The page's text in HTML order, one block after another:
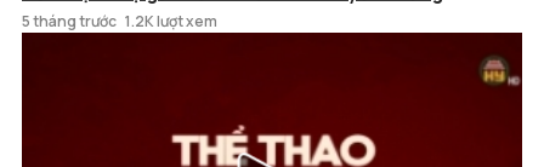
5 tháng trước 1.2K lượt xem